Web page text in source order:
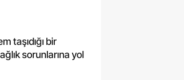
taşıdığı bir
sorunlarına yol